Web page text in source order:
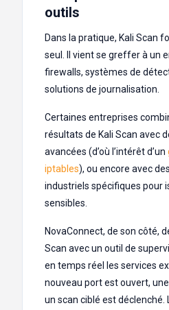
outils
Dans la pratique, Kali Scan
seul. Il vient se greffer à un
firewalls, systèmes de
solutions de journalisation.
Certaines entreprises
résultats de Kali Scan avec
avancées (d’où l’intérêt d’un
iptables), ou encore avec
industriels spécifiques pour
sensibles.
NovaConnect, de son côté,
Scan avec un outil de
en temps réel les services
nouveau port est ouvert,
un scan ciblé est déclenché.